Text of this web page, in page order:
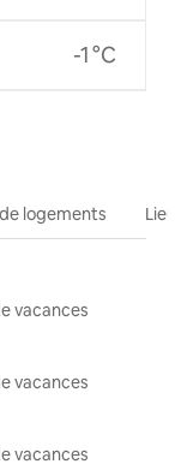
-1 °C
logements
vacances
vacances
vacances